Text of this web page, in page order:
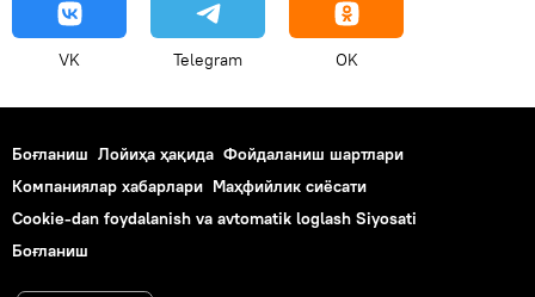
VK Telegram OK
Боғланиш Лойиҳа ҳақида Фойдаланиш шартлари
Компаниялар хабарлари Маҳфийлик сиёсати
Cookie-dan foydalanish va avtomatik loglash Siyosati
Боғланиш